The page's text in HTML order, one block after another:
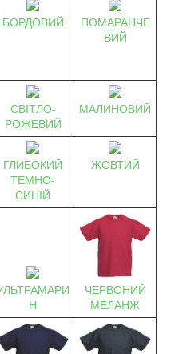
БОРДОВИЙ
ПОМАРАНЧЕ
ВИЙ
СВІТЛО-
РОЖЕВИЙ
МАЛИНОВИЙ
ГЛИБОКИЙ
ТЕМНО-
СИНІЙ
ЖОВТИЙ
Н
ЧЕРВОНИЙ
МЕЛАНЖ